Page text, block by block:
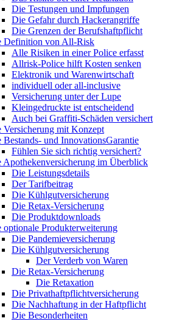
Die Testungen und Impfungen
Die Gefahr durch Hackerangriffe
Die Grenzen der Berufshaftpflicht
Definition von All-Risk
Alle Risiken in einer Police erfasst
Allrisk-Police hilft Kosten senken
Elektronik und Warenwirtschaft
individuell oder all-inclusive
Versicherung unter der Lupe
Kleingedruckte ist entscheidend
Auch bei Graffiti-Schäden versichert
Versicherung mit Konzept
Bestands- und InnovationsGarantie
Fühlen Sie sich richtig versichert?
Apothekenversicherung im Überblick
Die Leistungsdetails
Der Tarifbeitrag
Die Kühlgutversicherung
Die Retax-Versicherung
Die Produktdownloads
optionale Produkterweiterung
Die Pandemieversicherung
Die Kühlgutversicherung
Der Verderb von Waren
Die Retax-Versicherung
Die Retaxation
Die Privathaftpflichtversicherung
Die Nachhaftung in der Haftpflicht
Die Besonderheiten